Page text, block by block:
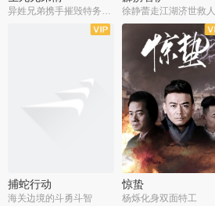
异姓兄弟携手摧毁特务阴谋 徐静蕾走江湖济世救人
捕蛇行动
海关边境的斗勇斗智
全39集
惊蛰
杨烁化身双面特工